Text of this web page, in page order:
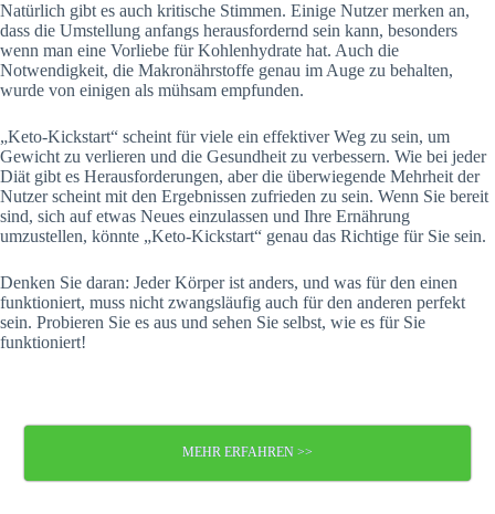
Natürlich gibt es auch kritische Stimmen. Einige Nutzer merken an,
dass die Umstellung anfangs herausfordernd sein kann, besonders
wenn man eine Vorliebe für Kohlenhydrate hat. Auch die
Notwendigkeit, die Makronährstoffe genau im Auge zu behalten,
wurde von einigen als mühsam empfunden.
„Keto-Kickstart“ scheint für viele ein effektiver Weg zu sein, um
Gewicht zu verlieren und die Gesundheit zu verbessern. Wie bei jeder
Diät gibt es Herausforderungen, aber die überwiegende Mehrheit der
Nutzer scheint mit den Ergebnissen zufrieden zu sein. Wenn Sie bereit
sind, sich auf etwas Neues einzulassen und Ihre Ernährung
umzustellen, könnte „Keto-Kickstart“ genau das Richtige für Sie sein.
Denken Sie daran: Jeder Körper ist anders, und was für den einen
funktioniert, muss nicht zwangsläufig auch für den anderen perfekt
sein. Probieren Sie es aus und sehen Sie selbst, wie es für Sie
funktioniert!
MEHR ERFAHREN >>